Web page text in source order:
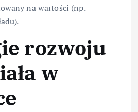
na wartości (np.
rozwoju
w